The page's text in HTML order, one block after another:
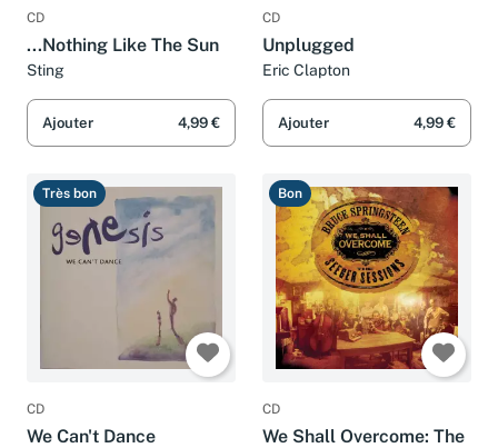
CD
...Nothing Like The Sun
Sting
Ajouter 4,99 €
CD
Unplugged
Eric Clapton
Ajouter 4,99 €
Très bon
CD
We Can't Dance
Bon
CD
We Shall Overcome: The